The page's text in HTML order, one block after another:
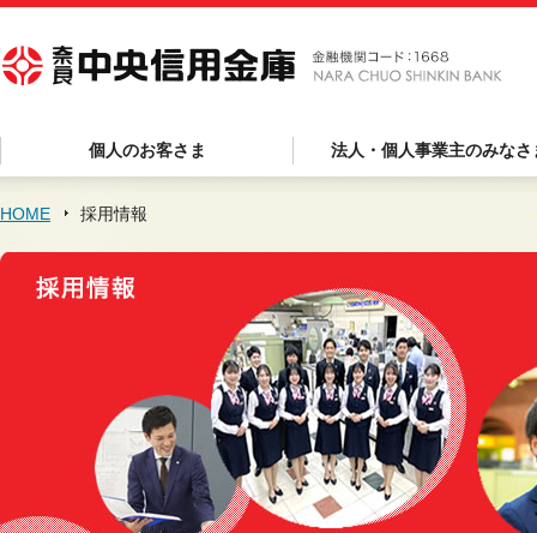
個人のお客さま 法人・個人事業主のみなさ
HOME 採用情報